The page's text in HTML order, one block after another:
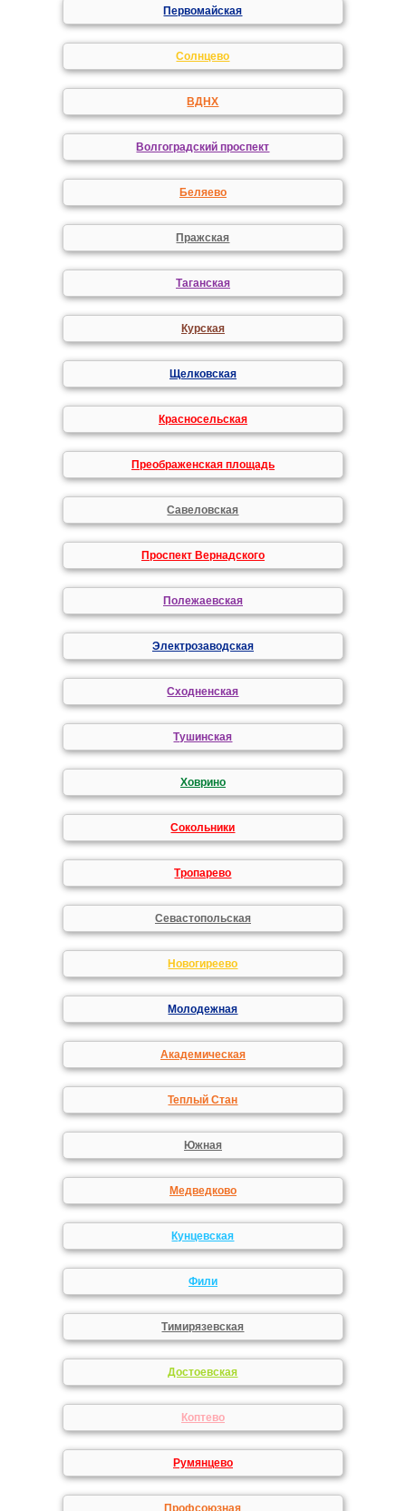
Первомайская
Солнцево
ВДНХ
Волгоградский проспект
Беляево
Пражская
Таганская
Курская
Щелковская
Красносельская
Преображенская площадь
Савеловская
Проспект Вернадского
Полежаевская
Электрозаводская
Сходненская
Тушинская
Ховрино
Сокольники
Тропарево
Севастопольская
Новогиреево
Молодежная
Академическая
Теплый Стан
Южная
Медведково
Кунцевская
Фили
Тимирязевская
Достоевская
Коптево
Румянцево
Профсоюзная